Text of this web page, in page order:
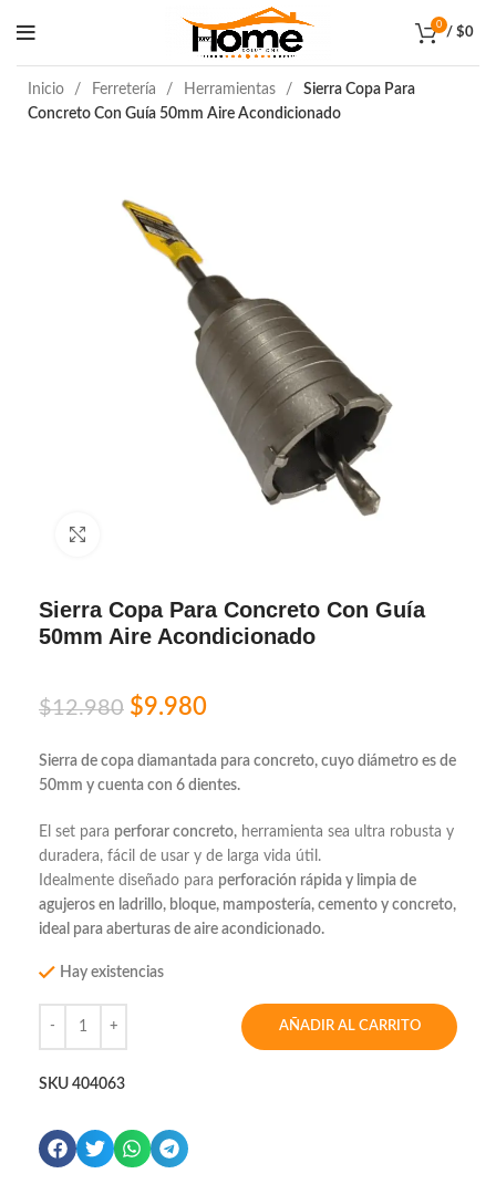
0
/ $0
Inicio Ferretería Herramientas
Sierra Copa Para
Concreto Con Guía 50mm Aire Acondicionado
Sierra Copa Para Concreto Con Guía
50mm Aire Acondicionado
$12.980 $9.980
Sierra de copa diamantada para concreto, cuyo diámetro es de
50mm y cuenta con 6 dientes.
El set para perforar concreto, herramienta sea ultra robusta y
duradera, fácil de usar y de larga vida útil.
Idealmente diseñado para perforación rápida y limpia de
agujeros en ladrillo, bloque, mampostería, cemento y concreto,
ideal para aberturas de aire acondicionado.
Hay existencias
AÑADIR AL CARRITO
SKU 404063